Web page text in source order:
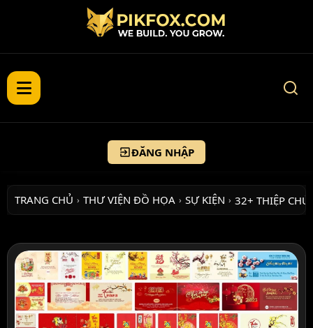
ĐĂNG NHẬP
TRANG CHỦ › THƯ VIỆN ĐỒ HỌA › SỰ KIỆN › 32+ THIỆP